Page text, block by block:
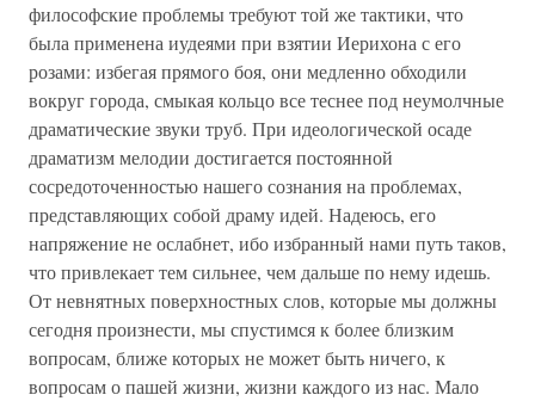
философские проблемы требуют той же тактики, что
была применена иудеями при взятии Иерихона с его
розами: избегая прямого боя, они медленно обходили
вокруг города, смыкая кольцо все теснее под неумолчные
драматические звуки труб. При идеологической осаде
драматизм мелодии достигается постоянной
сосредоточенностью нашего сознания на проблемах,
представляющих собой драму идей. Надеюсь, его
напряжение не ослабнет, ибо избранный нами путь таков,
что привлекает тем сильнее, чем дальше по нему идешь.
От невнятных поверхностных слов, которые мы должны
сегодня произнести, мы спустимся к более близким
вопросам, ближе которых не может быть ничего, к
вопросам о пашей жизни, жизни каждого из нас. Мало